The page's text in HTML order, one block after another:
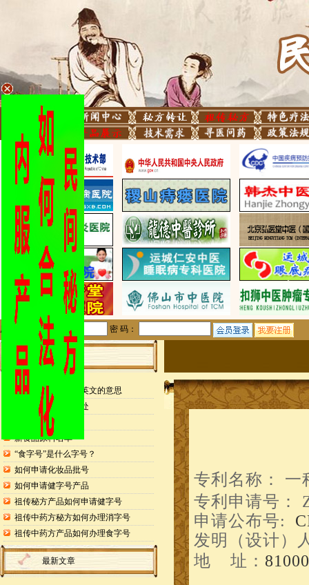
用户名： 密 码：
站内公告
检测报告封面缩写英文的意思
申请专利的25个好处
药食同源目录
新食品原料名单
“食字号”是什么字号？
如何申请化妆品批号
如何申请健字号产品
祖传秘方产品如何申请健字号
祖传中药方秘方如何办理消字号
祖传中药方产品如何办理食字号
最新文章
专利名称： 一
专利申请号：
申请公布号:
发明（设计）
地 址：